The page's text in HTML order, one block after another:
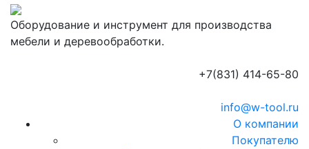
Оборудование и инструмент для производства
мебели и деревообработки.
+7(831) 414-65-80
info@w-tool.ru
О компании
Покупателю